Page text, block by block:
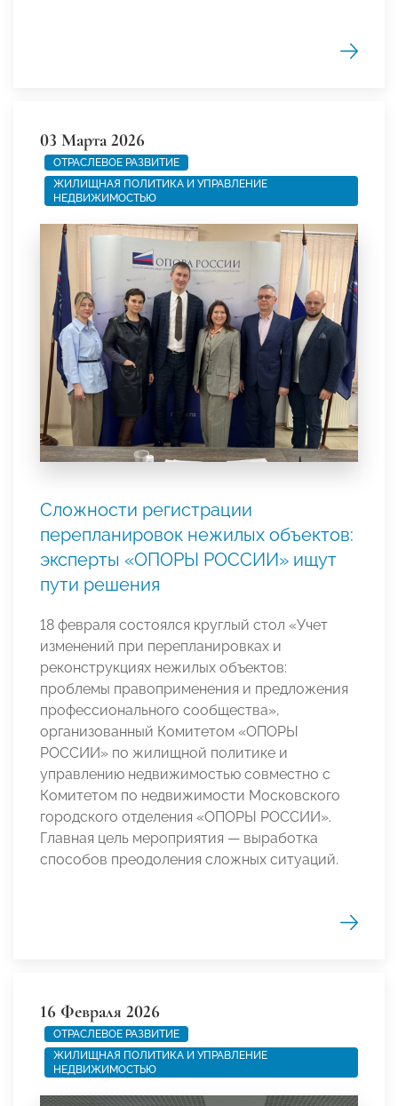
03 Марта 2026
ОТРАСЛЕВОЕ РАЗВИТИЕ
ЖИЛИЩНАЯ ПОЛИТИКА И УПРАВЛЕНИЕ
НЕДВИЖИМОСТЬЮ
Сложности регистрации
перепланировок нежилых объектов:
эксперты «ОПОРЫ РОССИИ» ищут
пути решения
18 февраля состоялся круглый стол «Учет
изменений при перепланировках и
реконструкциях нежилых объектов:
проблемы правоприменения и предложения
профессионального сообщества»,
организованный Комитетом «ОПОРЫ
РОССИИ» по жилищной политике и
управлению недвижимостью совместно с
Комитетом по недвижимости Московского
городского отделения «ОПОРЫ РОССИИ».
Главная цель мероприятия — выработка
способов преодоления сложных ситуаций.
16 Февраля 2026
ОТРАСЛЕВОЕ РАЗВИТИЕ
ЖИЛИЩНАЯ ПОЛИТИКА И УПРАВЛЕНИЕ
НЕДВИЖИМОСТЬЮ